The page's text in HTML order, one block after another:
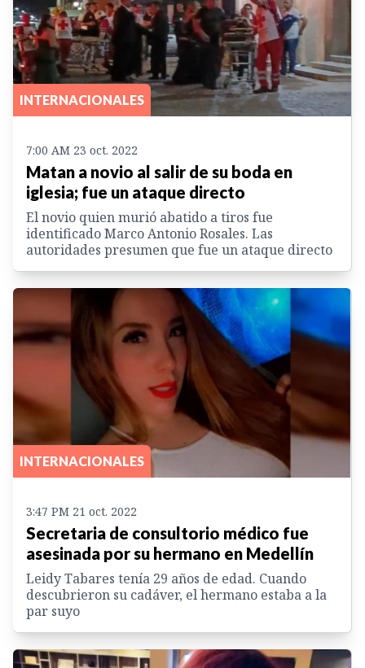
INTERNACIONALES
7:00 AM 23 oct. 2022
Matan a novio al salir de su boda en
iglesia; fue un ataque directo
El novio quien murió abatido a tiros fue
identificado Marco Antonio Rosales. Las
autoridades presumen que fue un ataque directo
INTERNACIONALES
3:47 PM 21 oct. 2022
Secretaria de consultorio médico fue
asesinada por su hermano en Medellín
Leidy Tabares tenía 29 años de edad. Cuando
descubrieron su cadáver, el hermano estaba a la
par suyo